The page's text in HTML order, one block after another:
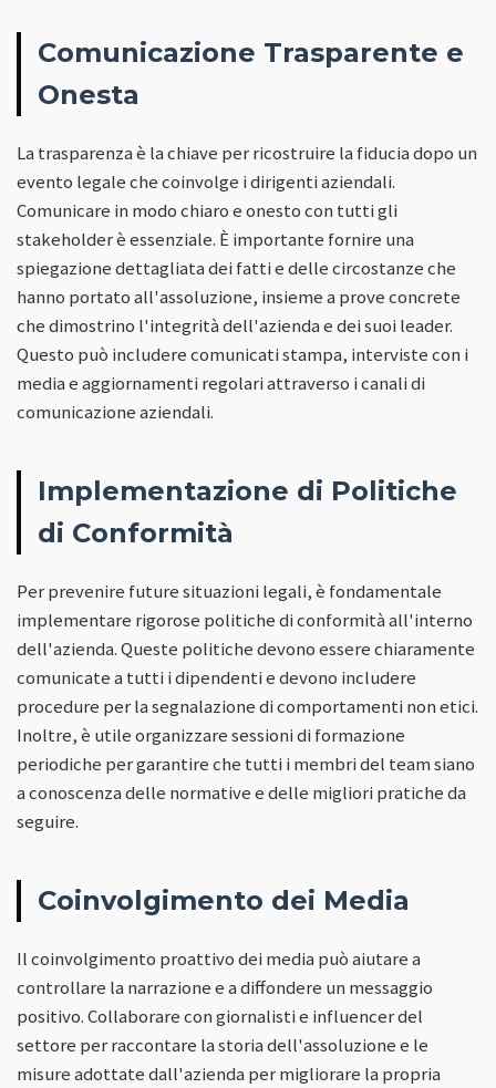
Comunicazione Trasparente e
Onesta
La trasparenza è la chiave per ricostruire la fiducia dopo un
evento legale che coinvolge i dirigenti aziendali.
Comunicare in modo chiaro e onesto con tutti gli
stakeholder è essenziale. È importante fornire una
spiegazione dettagliata dei fatti e delle circostanze che
hanno portato all'assoluzione, insieme a prove concrete
che dimostrino l'integrità dell'azienda e dei suoi leader.
Questo può includere comunicati stampa, interviste con i
media e aggiornamenti regolari attraverso i canali di
comunicazione aziendali.
Implementazione di Politiche
di Conformità
Per prevenire future situazioni legali, è fondamentale
implementare rigorose politiche di conformità all'interno
dell'azienda. Queste politiche devono essere chiaramente
comunicate a tutti i dipendenti e devono includere
procedure per la segnalazione di comportamenti non etici.
Inoltre, è utile organizzare sessioni di formazione
periodiche per garantire che tutti i membri del team siano
a conoscenza delle normative e delle migliori pratiche da
seguire.
Coinvolgimento dei Media
Il coinvolgimento proattivo dei media può aiutare a
controllare la narrazione e a diffondere un messaggio
positivo. Collaborare con giornalisti e influencer del
settore per raccontare la storia dell'assoluzione e le
misure adottate dall'azienda per migliorare la propria